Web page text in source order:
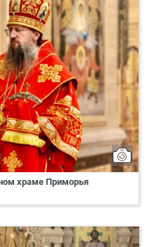
храме Приморья